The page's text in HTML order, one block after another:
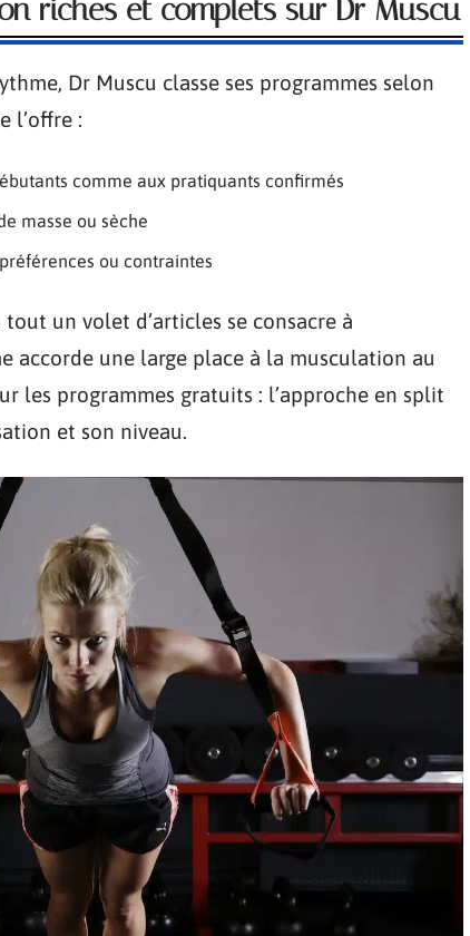
riches et complets sur Dr Muscu
Dr Muscu classe ses programmes selon
l’offre :
comme aux pratiquants confirmés
masse ou sèche
ou contraintes
un volet d’articles se consacre à
accorde une large place à la musculation au
les programmes gratuits : l’approche en split
et son niveau.